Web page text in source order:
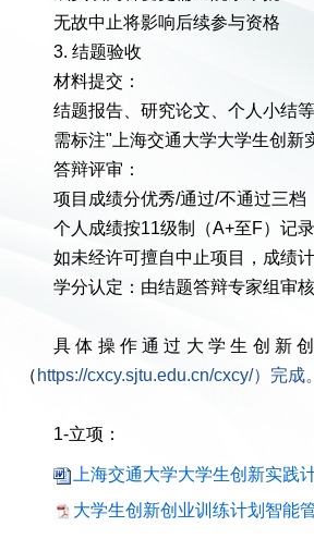
无故中止将影响后续参与资格
3. 结题验收
材料提交：
结题报告、研究论文、个人小结等
需标注"上海交通大学大学生创新
答辩评审：
项目成绩分优秀/通过/不通过三档
个人成绩按11级制（A+至F）记
如未经许可擅自中止项目，成绩
学分认定：由结题答辩专家组审
具体操作通过大学生创新
（ https://cxcy.sjtu.edu.cn/cxcy/）完成。
1-立项：
上海交通大学大学生创新实践
大学生创新创业训练计划智能